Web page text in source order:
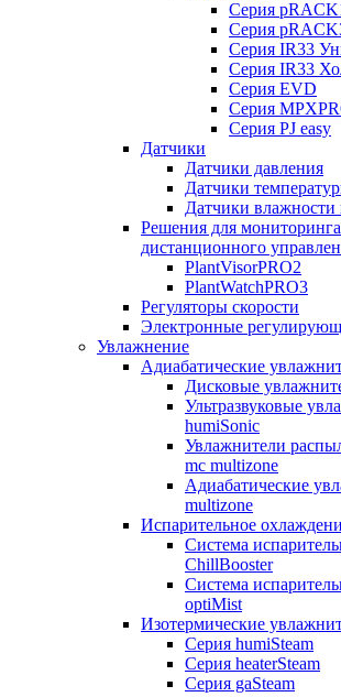
Серия
Серия
Серия IR33
Серия IR33
Серия EVD
Серия
Серия PJ easy
Датчики
Датчики давления
Датчики
Датчики влажности
Решения для
дистанционного
PlantVisorPRO2
PlantWatchPRO3
Регуляторы скорости
Электронные
Увлажнение
Адиабатические
Дисковые
Ультразвуковые
humiSonic
Увлажнители
mc multizone
Адиабатические
multizone
Испарительное
Система
ChillBooster
Система
optiMist
Изотермические
Серия humiSteam
Серия heaterSteam
Серия gaSteam